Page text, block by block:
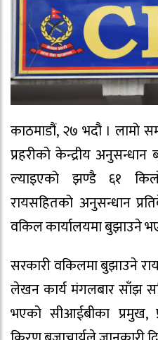
काठमाडौं, २७ भदौ ।
प्रहरीको केन्द्रीय
ल्याइएको झण्डै ६१
रायसहितको अनुसन्धान
वकिल कार्यालयमा बुझाउने
सरकारी वकिलमा बुझाउने
लेखन कार्य मंगलबार साँझ
भएको सीआईबीका प्रमुख,